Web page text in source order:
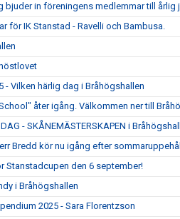
bjuder in föreningens medlemmar till årlig
för IK Stanstad - Ravelli och Bambusa.
- Vilken härlig dag i Bråhögshallen
åter igång. Välkommen ner till
- SKÅNEMÄSTERSKAPEN i
Bredd kör nu igång efter
Stanstadcupen den 6 september!
i Bråhögshallen
2025 - Sara Florentzson